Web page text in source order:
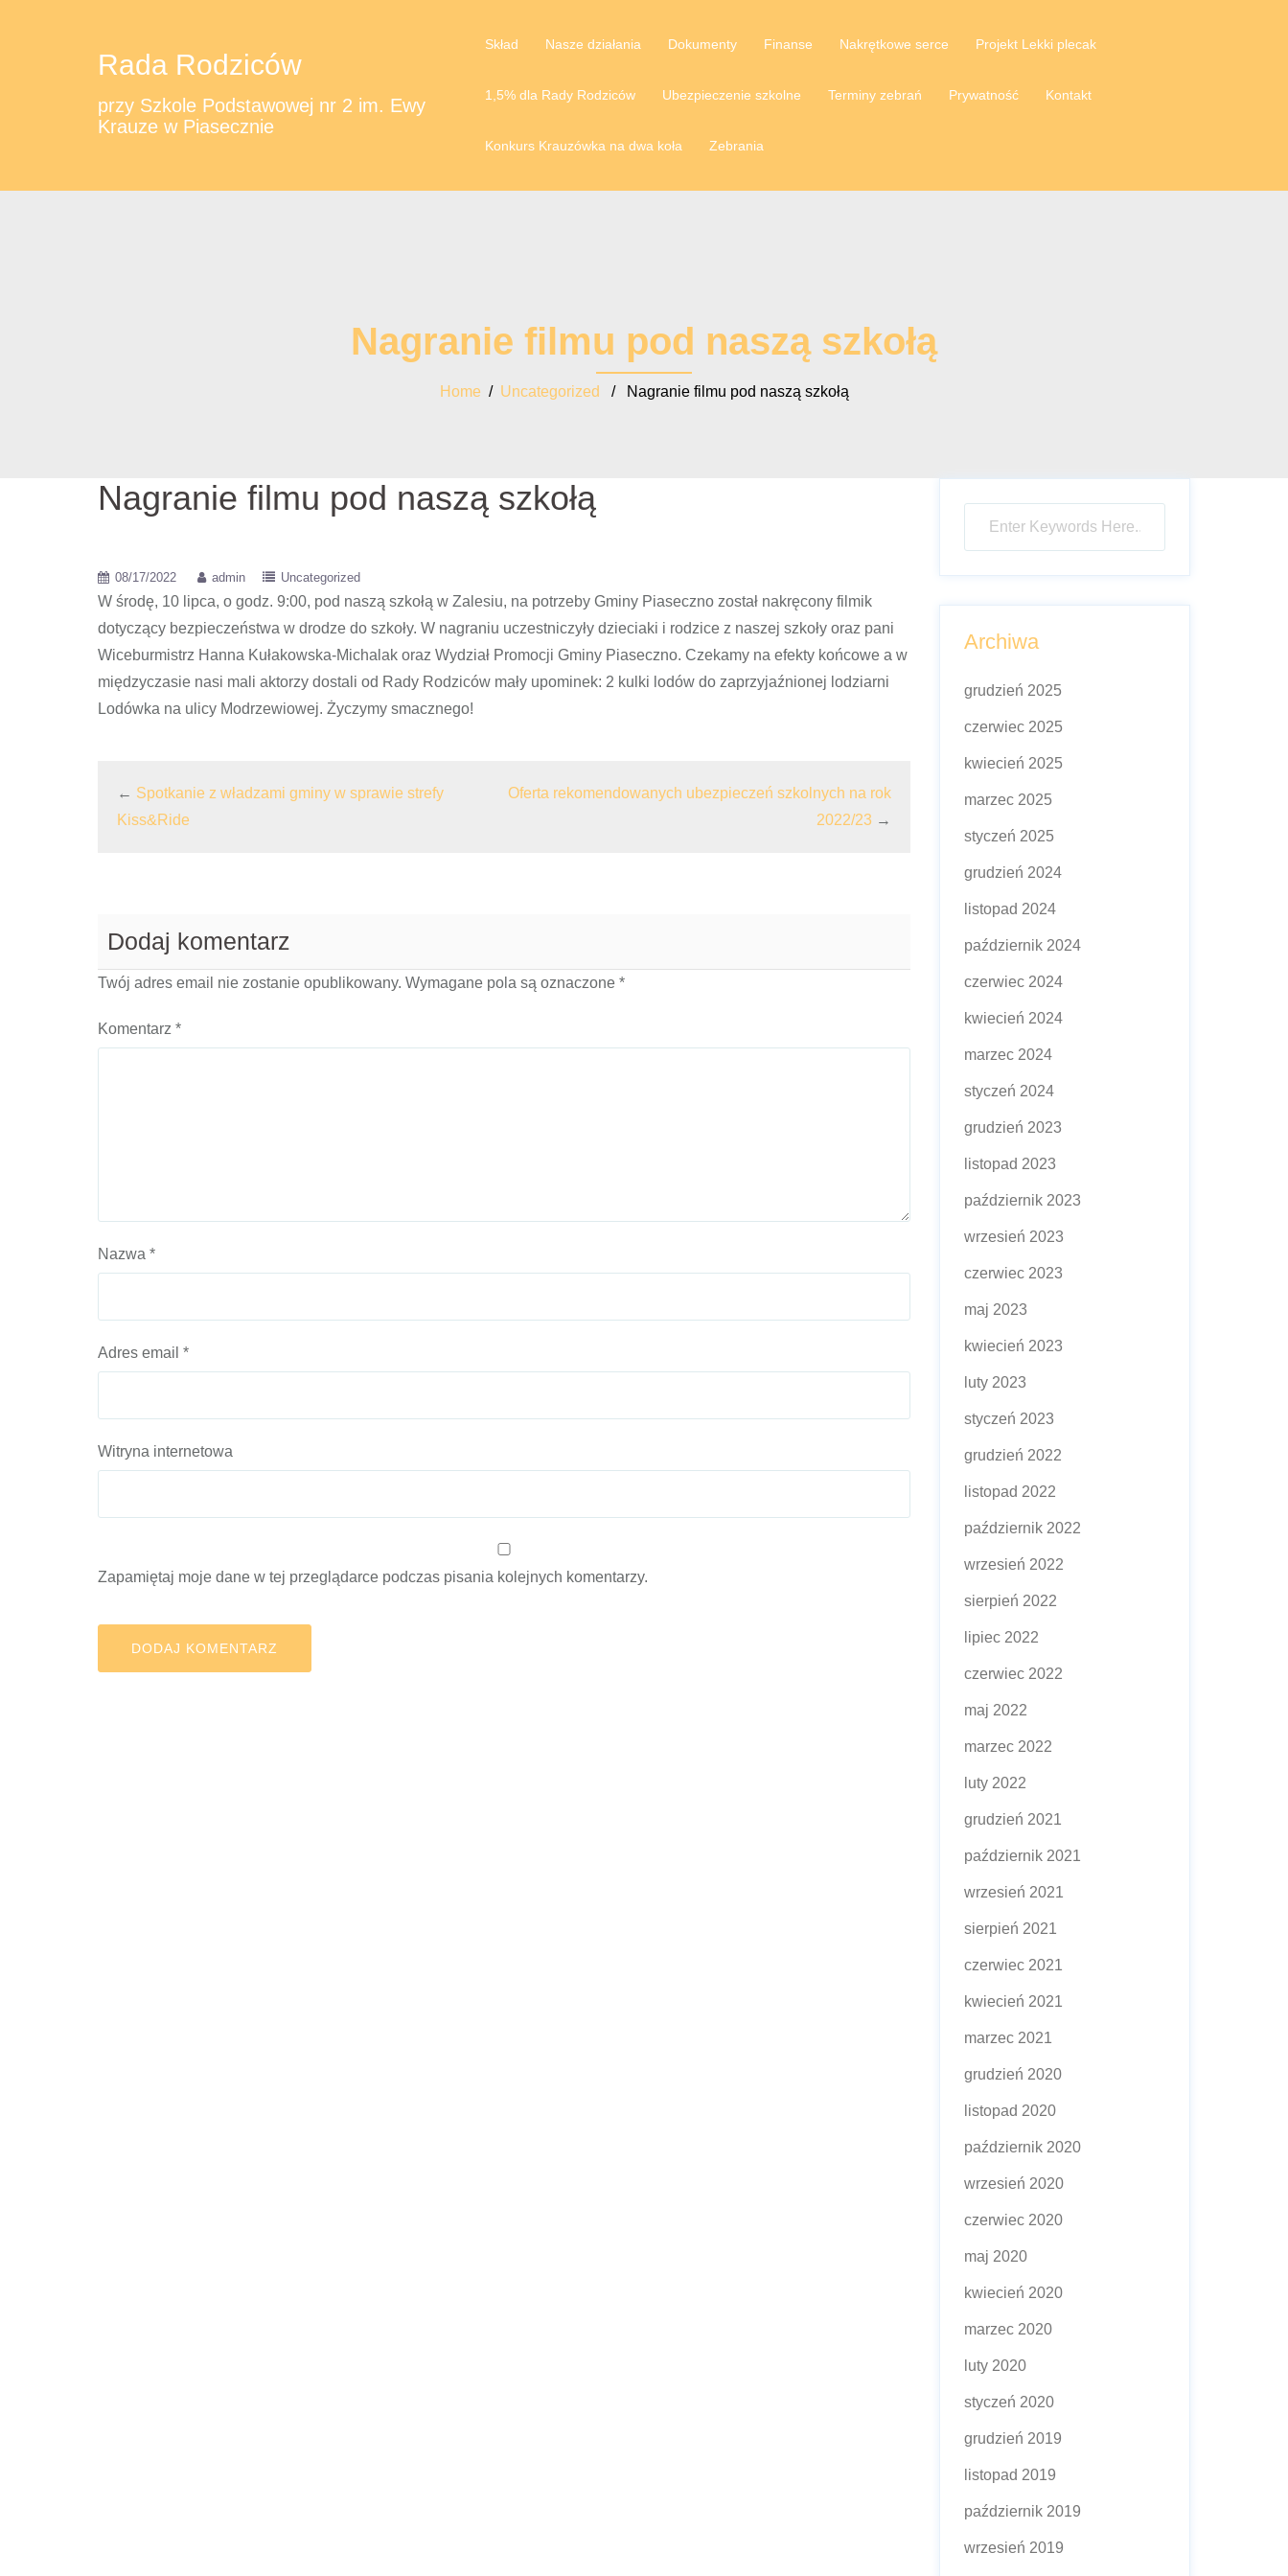
Rada Rodziców
przy Szkole Podstawowej nr 2 im. Ewy
Krauze w Piasecznie
Skład Nasze działania Dokumenty Finanse Nakrętkowe serce Projekt Lekki plecak
1,5% dla Rady Rodziców Ubezpieczenie szkolne Terminy zebrań Prywatność Kontakt
Konkurs Krauzówka na dwa koła Zebrania
Nagranie filmu pod naszą szkołą
Home / Uncategorized / Nagranie filmu pod naszą szkołą
Nagranie filmu pod naszą szkołą
08/17/2022 admin Uncategorized
W środę, 10 lipca, o godz. 9:00, pod naszą szkołą w Zalesiu, na potrzeby Gminy Piaseczno został nakręcony filmik
dotyczący bezpieczeństwa w drodze do szkoły. W nagraniu uczestniczyły dzieciaki i rodzice z naszej szkoły oraz pani
Wiceburmistrz Hanna Kułakowska-Michalak oraz Wydział Promocji Gminy Piaseczno. Czekamy na efekty końcowe a w
międzyczasie nasi mali aktorzy dostali od Rady Rodziców mały upominek: 2 kulki lodów do zaprzyjaźnionej lodziarni
Lodówka na ulicy Modrzewiowej. Życzymy smacznego!
← Spotkanie z władzami gminy w sprawie strefy
Kiss&Ride
Oferta rekomendowanych ubezpieczeń szkolnych na rok
2022/23 →
Dodaj komentarz
Twój adres email nie zostanie opublikowany. Wymagane pola są oznaczone *
Komentarz *
Nazwa *
Adres email *
Witryna internetowa
Zapamiętaj moje dane w tej przeglądarce podczas pisania kolejnych komentarzy.
Archiwa
grudzień 2025
czerwiec 2025
kwiecień 2025
marzec 2025
styczeń 2025
grudzień 2024
listopad 2024
październik 2024
czerwiec 2024
kwiecień 2024
marzec 2024
styczeń 2024
grudzień 2023
listopad 2023
październik 2023
wrzesień 2023
czerwiec 2023
maj 2023
kwiecień 2023
luty 2023
styczeń 2023
grudzień 2022
listopad 2022
październik 2022
wrzesień 2022
sierpień 2022
lipiec 2022
czerwiec 2022
maj 2022
marzec 2022
luty 2022
grudzień 2021
październik 2021
wrzesień 2021
sierpień 2021
czerwiec 2021
kwiecień 2021
marzec 2021
grudzień 2020
listopad 2020
październik 2020
wrzesień 2020
czerwiec 2020
maj 2020
kwiecień 2020
marzec 2020
luty 2020
styczeń 2020
grudzień 2019
listopad 2019
październik 2019
wrzesień 2019